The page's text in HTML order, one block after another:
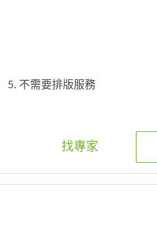
5. 不需要排版服務
找專家